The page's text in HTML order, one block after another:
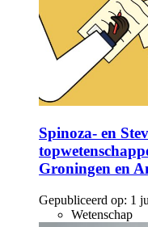
Spinoza- en
Groningen en
Gepubliceerd op: 1
Wetenschap